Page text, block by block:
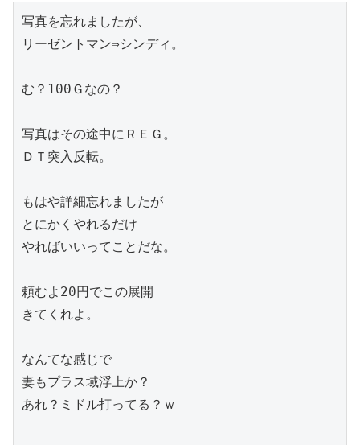
写真を忘れましたが、
リーゼントマン⇒シンディ。
む？100Ｇなの？
写真はその途中にＲＥＧ。
ＤＴ突入反転。
もはや詳細忘れましたが
とにかくやれるだけ
やればいいってことだな。
頼むよ20円でこの展開
きてくれよ。
なんてな感じで
妻もプラス域浮上か？
あれ？ミドル打ってる？ｗ